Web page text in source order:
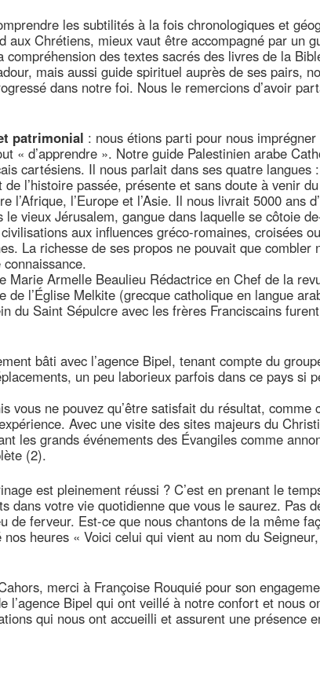
les subtilités à la fois chronologiques et
Chrétiens, mieux vaut être accompagné par un
compréhension des textes sacrés des livres de la
mais aussi guide spirituel auprès de ses pairs,
dans notre foi. Nous le remercions d’avoir
patrimonial : nous étions parti pour nous imprégner
« d’apprendre ». Notre guide Palestinien arabe
cartésiens. Il nous parlait dans ses quatre langues :
de l’histoire passée, présente et sans doute à venir
l’Afrique, l’Europe et l’Asie. Il nous livrait 5000 ans
vieux Jérusalem, gangue dans laquelle se côtoie
aux influences gréco-romaines, croisées ou
La richesse de ses propos ne pouvait que combler
Marie Armelle Beaulieu Rédactrice en Chef de la
de l’Église Melkite (grecque catholique en langue
du Saint Sépulcre avec les frères Franciscains
bâti avec l’agence Bipel, tenant compte du
un peu laborieux parfois dans ce pays si
vous ne pouvez qu’être satisfait du résultat, comme
Avec une visite des sites majeurs du
les grands événements des Évangiles comme
(2).
est pleinement réussi ? C’est en prenant le
dans votre vie quotidienne que vous le saurez. Pas
de ferveur. Est-ce que nous chantons de la même
heures « Voici celui qui vient au nom du Seigneur,
merci à Françoise Rouquié pour son
l’agence Bipel qui ont veillé à notre confort et nous
qui nous ont accueilli et assurent une présence